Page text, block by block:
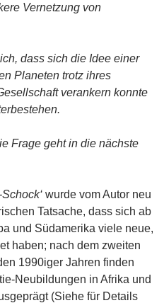
Vernetzung von
dass sich die Idee einer
Planeten trotz ihres
verankern konnte
Frage geht in die nächste
wurde vom Autor neu
Tatsache, dass sich ab
und Südamerika viele neue,
haben; nach dem zweiten
1990iger Jahren finden
Neubildungen in Afrika und
(Siehe für Details